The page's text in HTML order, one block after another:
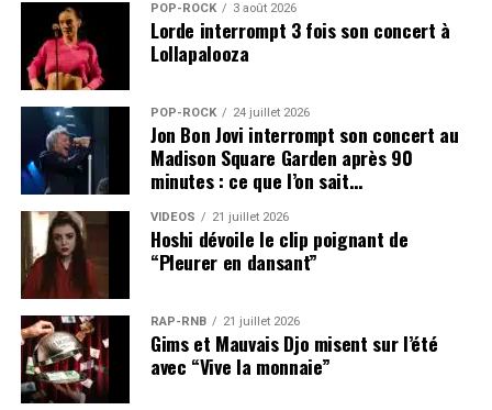
POP-ROCK 3 août 2026
Lorde interrompt 3 fois son concert à
Lollapalooza
POP-ROCK 24 juillet 2026
Jon Bon Jovi interrompt son concert au
Madison Square Garden après 90
minutes : ce que l’on sait…
VIDEOS 21 juillet 2026
Hoshi dévoile le clip poignant de
“Pleurer en dansant”
RAP-RNB 21 juillet 2026
Gims et Mauvais Djo misent sur l’été
avec “Vive la monnaie”